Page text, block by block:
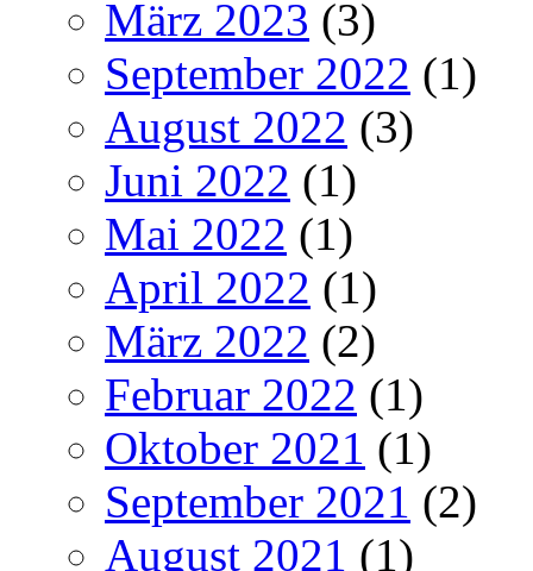
März 2023 (3)
September 2022 (1)
August 2022 (3)
Juni 2022 (1)
Mai 2022 (1)
April 2022 (1)
März 2022 (2)
Februar 2022 (1)
Oktober 2021 (1)
September 2021 (2)
August 2021 (1)